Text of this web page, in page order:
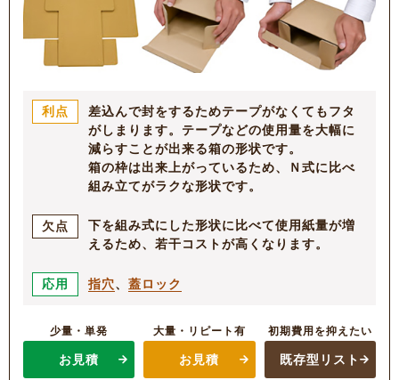
利点
差込んで封をするためテープがなくてもフタ
がしまります。テープなどの使用量を大幅に
減らすことが出来る箱の形状です。
箱の枠は出来上がっているため、Ｎ式に比べ
組み立てがラクな形状です。
欠点
下を組み式にした形状に比べて使用紙量が増
えるため、若干コストが高くなります。
応用 指穴、 蓋ロック
少量・単発
お見積
大量・リピート有
お見積
初期費用を抑えたい
既存型リスト